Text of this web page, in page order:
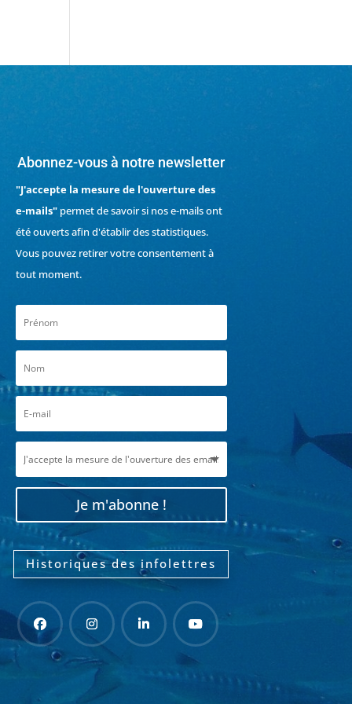
Abonnez-vous à notre newsletter
"J'accepte la mesure de l'ouverture des
e-mails"permet de savoir si nos e-mails ont
été ouverts afin d'établir des statistiques.
Vous pouvez retirer votre consentement à
tout moment.
Je m'abonne !
Historiques des infolettres